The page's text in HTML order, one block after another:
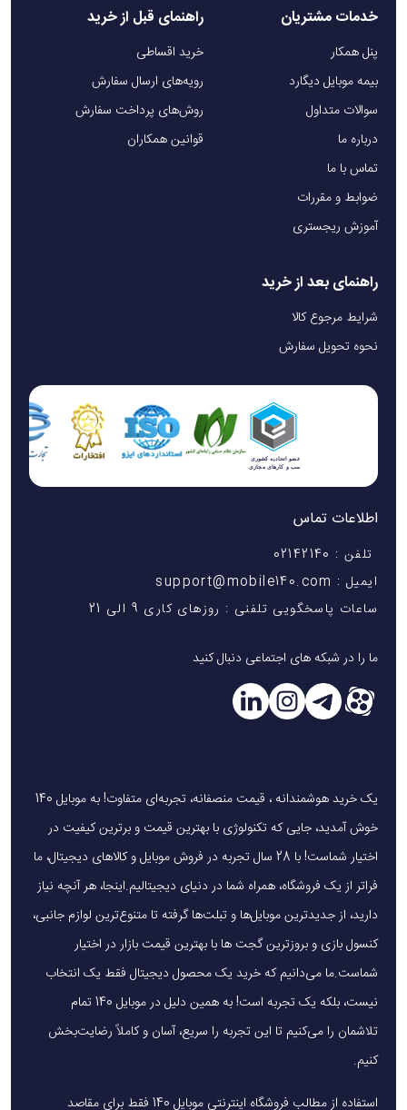
خدمات مشتریان
پنل همکار
بیمه موبایل دیگارد
سوالات متداول
درباره ما
تماس با ما
ضوابط و مقررات
آموزش ریجستری
راهنمای قبل از خرید
خرید اقساطی
رویه‌های ارسال سفارش
روش‌های پرداخت سفارش
قوانین همکاران
راهنمای بعد از خرید
شرایط مرجوع کالا
نحوه تحویل سفارش
اطلاعات تماس
تلفن : 02142140
ایمیل : support@mobile140.com
ساعات پاسخگویی تلفنی : روزهای کاری 9 الی 21
ما را در شبکه های اجتماعی دنبال کنید
یک خرید هوشمندانه ، قیمت منصفانه، تجربه‌ای متفاوت! به موبایل 140
خوش آمدید، جایی که تکنولوژی با بهترین قیمت و برترین کیفیت در
اختیار شماست! با 28 سال تجربه در فروش موبایل و کالاهای دیجیتال، ما
فراتر از یک فروشگاه، همراه شما در دنیای دیجیتالیم.اینجا، هر آنچه نیاز
دارید، از جدیدترین موبایل‌ها و تبلت‌ها گرفته تا متنوع‌ترین لوازم جانبی،
کنسول بازی و بروزترین گجت ها با بهترین قیمت بازار در اختیار
شماست.ما می‌دانیم که خرید یک محصول دیجیتال فقط یک انتخاب
نیست، بلکه یک تجربه است! به همین دلیل در موبایل 140 تمام
تلاشمان را می‌کنیم تا این تجربه را سریع، آسان و کاملاً رضایت‌بخش
کنیم.
استفاده از مطالب فروشگاه اینترنتی موبایل 140 فقط برای مقاصد